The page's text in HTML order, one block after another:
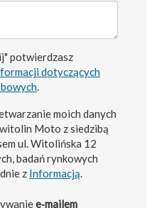
potwierdzasz
dotyczących
.
moich danych
Moto z siedzibą
ul. Witolińska 12
badań rynkowych
z Informacją.
e‑mailem